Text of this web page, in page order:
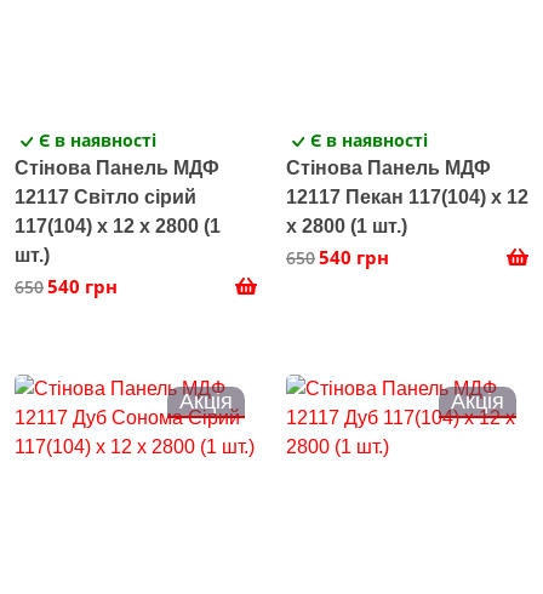
Є в наявності
Стінова Панель МДФ
12117 Світло сірий
117(104) x 12 х 2800 (1
шт.)
650540 грн
Є в наявності
Стінова Панель МДФ
12117 Пекан 117(104) x 12
х 2800 (1 шт.)
650540 грн
Акція Акція